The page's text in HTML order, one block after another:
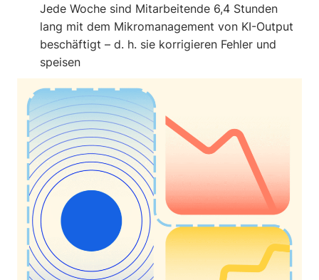
Jede Woche sind Mitarbeitende 6,4 Stunden
lang mit dem Mikromanagement von KI-Output
beschäftigt – d. h. sie korrigieren Fehler und
speisen